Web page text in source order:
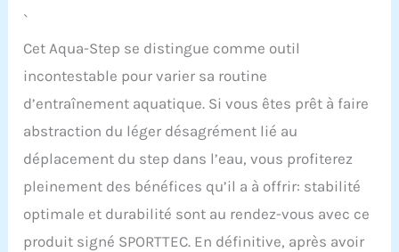
`
Cet Aqua-Step se distingue comme outil
incontestable pour varier sa routine
d’entraînement aquatique. Si vous êtes prêt à faire
abstraction du léger désagrément lié au
déplacement du step dans l’eau, vous profiterez
pleinement des bénéfices qu’il a à offrir: stabilité
optimale et durabilité sont au rendez-vous avec ce
produit signé SPORTTEC. En définitive, après avoir